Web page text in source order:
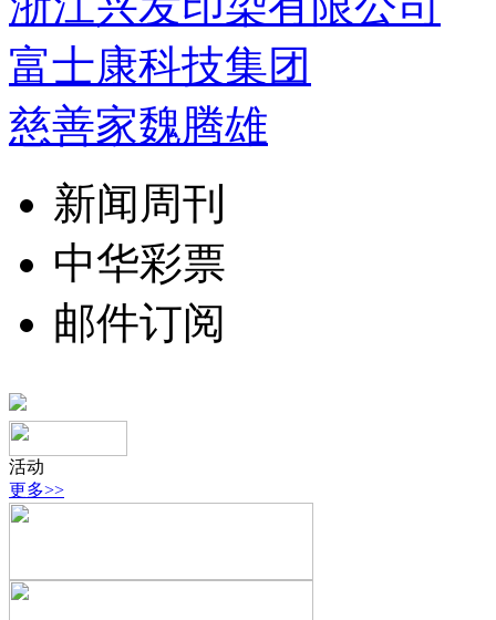
富士康科技集团
慈善家魏腾雄
新闻周刊
中华彩票
邮件订阅
活动
更多>>